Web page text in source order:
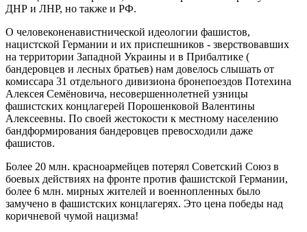
ДНР и ЛНР, но также и РФ.
О человеконенавистнической идеологии фашистов,
нацистской Германии и их приспешников - зверствовавших
на территории Западной Украины и в Прибалтике (
бандеровцев и лесных братьев) нам довелось слышать от
комиссара 31 отдельного дивизиона бронепоездов Потехина
Алексея Семёновича, несовершеннолетней узницы
фашистских концлагерей Порошенковой Валентины
Алексеевны. По своей жестокости к местному населению
бандформирования бандеровцев превосходили даже
фашистов.
Более 20 млн. красноармейцев потерял Советский Союз в
боевых действиях на фронте против фашистской Германии,
более 6 млн. мирных жителей и военнопленных было
замучено в фашистских концлагерях. Это цена победы над
коричневой чумой нацизма!